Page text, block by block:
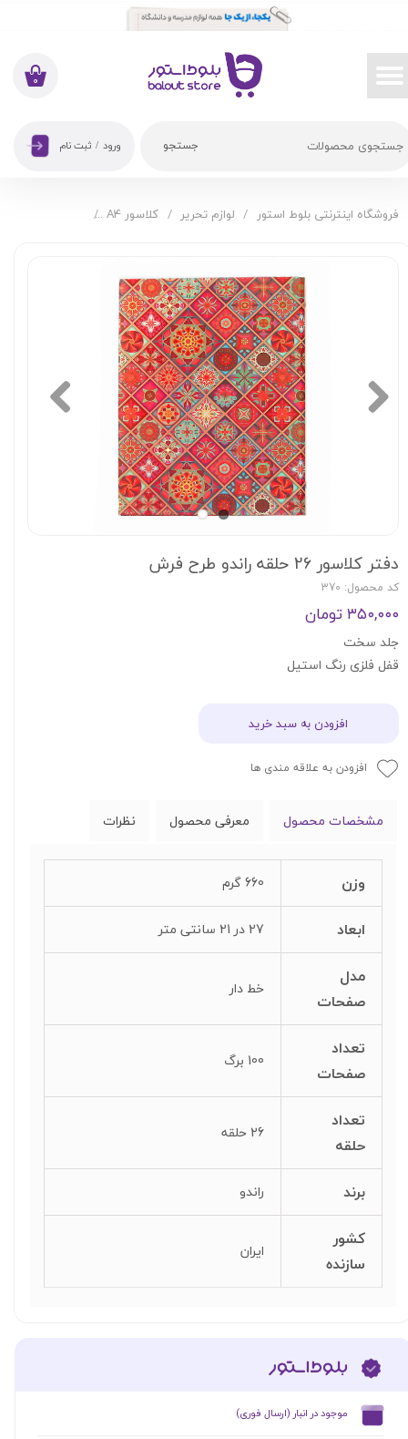
جستجو
۰
ورود / ثبت نام
حساب کاربری من
تغییر گذر واژه
فروشگاه اینترنتی بلوط استور لوازم تحریر کلاسور A4
دفتر کلاسور 26 حلقه راندو طرح فرش
کد محصول: 370
۳۵۰,۰۰۰ تومان
جلد سخت
قفل فلزی رنگ استیل
افزودن به سبد خرید
افزودن به علاقه مندی ها
مشخصات محصول معرفی محصول نظرات
وزن 660 گرم
ابعاد 27 در 21 سانتی متر
مدل
صفحات
خط دار
تعداد
صفحات
100 برگ
تعداد
حلقه
26 حلقه
برند راندو
کشور
سازنده
ایران
​موجود در انبار (ارسال فوری)